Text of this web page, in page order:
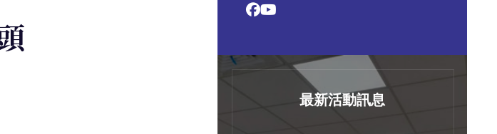
最新活動訊息